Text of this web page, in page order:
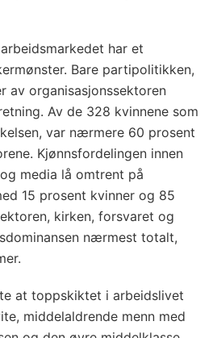
har et
Bare partipolitikken,
av organisasjonssektoren
Av de 328 kvinnene som
var nærmere 60 prosent
Kjønnsfordelingen innen
media lå omtrent på
15 prosent kvinner og 85
kirken, forsvaret og
nærmest totalt,
at toppskiktet i arbeidslivet
middelaldrende menn med